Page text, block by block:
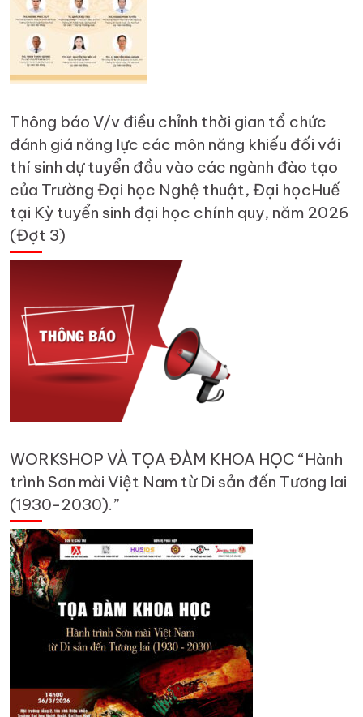
Thông báo V/v điều chỉnh thời gian tổ chức
đánh giá năng lực các môn năng khiếu đối với
thí sinh dự tuyển đầu vào các ngành đào tạo
của Trường Đại học Nghệ thuật, Đại họcHuế
tại Kỳ tuyển sinh đại học chính quy, năm 2026
(Đợt 3)
WORKSHOP VÀ TỌA ĐÀM KHOA HỌC “Hành
trình Sơn mài Việt Nam từ Di sản đến Tương lai
(1930-2030).”